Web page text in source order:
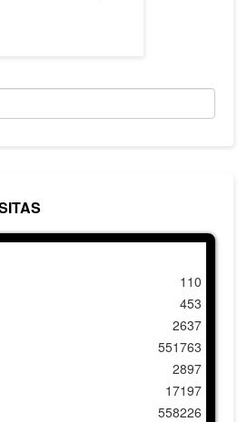
110
453
2637
551763
2897
17197
558226